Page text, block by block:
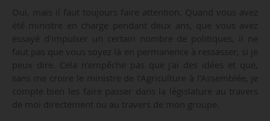
Oui, mais il faut toujours faire attention. Quand vous avez
été ministre en charge pendant deux ans, que vous avez
essayé d’impulser un certain nombre de politiques, il ne
faut pas que vous soyez là en permanence à ressasser, si je
peux dire. Cela n’empêche pas que j’ai des idées et que,
sans me croire le ministre de l’Agriculture à l’Assemblée, je
compte bien les faire passer dans la législature au travers
de moi directement ou au travers de mon groupe.